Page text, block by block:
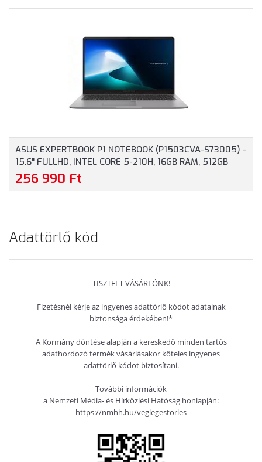
WINDOWS 11 HOME, 3
ÉV GARANCIA, EZÜST
OPERÁCIÓS RENDSZER
KÉK SZÍNBEN
ASUS EXPERTBOOK P1 NOTEBOOK (P1503CVA-S73005) -
15.6" FULLHD, INTEL CORE 5-210H, 16GB RAM, 512GB
SSD, MAGYAR BILLENTYŰZET, OPERÁCIÓS RENDSZER
NÉLKÜL, SZÜRKE SZÍNBEN
256 990 Ft
Adattörlő kód
TISZTELT VÁSÁRLÓNK!
Fizetésnél kérje az ingyenes adattörlő kódot adatainak
biztonsága érdekében!*
A Kormány döntése alapján a kereskedő minden tartós
adathordozó termék vásárlásakor köteles ingyenes
adattörlő kódot biztosítani.
További információk
a Nemzeti Média- és Hírközlési Hatóság honlapján:
https://nmhh.hu/veglegestorles